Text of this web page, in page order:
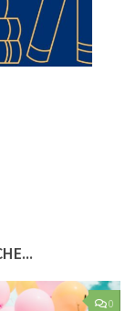
0